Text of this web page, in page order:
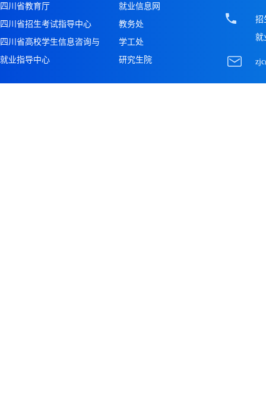
四川省教育厅
四川省招生考试指导中心
四川省高校学生信息咨询与
就业指导中心
就业信息网
教务处
学工处
研究生院
招
就